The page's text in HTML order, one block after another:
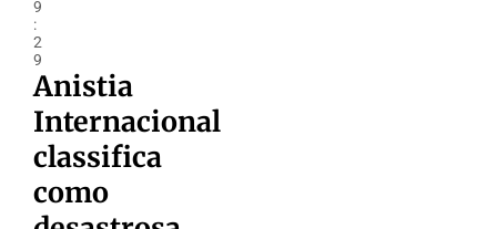
9
:
2
9
Anistia
Internacional
classifica
como